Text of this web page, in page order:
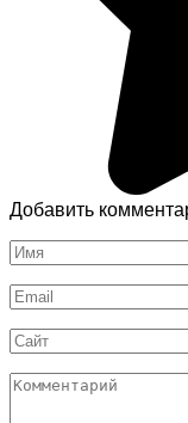
Добавить
Имя
*
Email
*
Сайт
Комментарий